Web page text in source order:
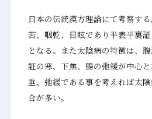
日本の伝統漢方理論にて考察す
苦、咽乾、目眩であり半表半裏
となる。また太陰病の特徴は、
証の寒、下焦、腸の弛緩が中心
垂、弛緩である事を考えれば太
合が多い。